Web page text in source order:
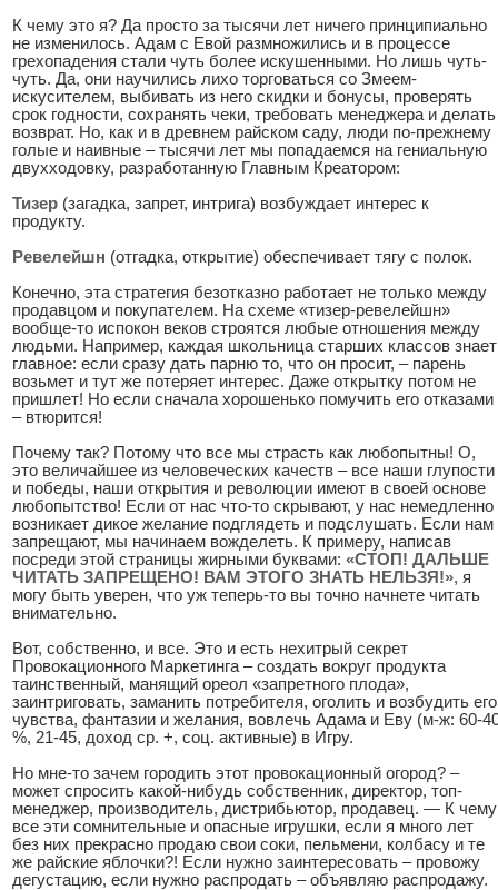
К чему это я? Да просто за тысячи лет ничего принципиально
не изменилось. Адам с Евой размножились и в процессе
грехопадения стали чуть более искушенными. Но лишь чуть-
чуть. Да, они научились лихо торговаться со Змеем-
искусителем, выбивать из него скидки и бонусы, проверять
срок годности, сохранять чеки, требовать менеджера и делать
возврат. Но, как и в древнем райском саду, люди по-прежнему
голые и наивные – тысячи лет мы попадаемся на гениальную
двухходовку, разработанную Главным Креатором:
Тизер (загадка, запрет, интрига) возбуждает интерес к
продукту.
Ревелейшн (отгадка, открытие) обеспечивает тягу с полок.
Конечно, эта стратегия безотказно работает не только между
продавцом и покупателем. На схеме «тизер-ревелейшн»
вообще-то испокон веков строятся любые отношения между
людьми. Например, каждая школьница старших классов знает
главное: если сразу дать парню то, что он просит, – парень
возьмет и тут же потеряет интерес. Даже открытку потом не
пришлет! Но если сначала хорошенько помучить его отказами
– втюрится!
Почему так? Потому что все мы страсть как любопытны! О,
это величайшее из человеческих качеств – все наши глупости
и победы, наши открытия и революции имеют в своей основе
любопытство! Если от нас что-то скрывают, у нас немедленно
возникает дикое желание подглядеть и подслушать. Если нам
запрещают, мы начинаем вожделеть. К примеру, написав
посреди этой страницы жирными буквами: «СТОП! ДАЛЬШЕ
ЧИТАТЬ ЗАПРЕЩЕНО! ВАМ ЭТОГО ЗНАТЬ НЕЛЬЗЯ!», я
могу быть уверен, что уж теперь-то вы точно начнете читать
внимательно.
Вот, собственно, и все. Это и есть нехитрый секрет
Провокационного Маркетинга – создать вокруг продукта
таинственный, манящий ореол «запретного плода»,
заинтриговать, заманить потребителя, оголить и возбудить его
чувства, фантазии и желания, вовлечь Адама и Еву (м-ж: 60-
%, 21-45, доход ср. +, соц. активные) в Игру.
Но мне-то зачем городить этот провокационный огород? –
может спросить какой-нибудь собственник, директор, топ-
менеджер, производитель, дистрибьютор, продавец. — К чему
все эти сомнительные и опасные игрушки, если я много лет
без них прекрасно продаю свои соки, пельмени, колбасу и те
же райские яблочки?! Если нужно заинтересовать – провожу
дегустацию, если нужно распродать – объявляю распродажу.